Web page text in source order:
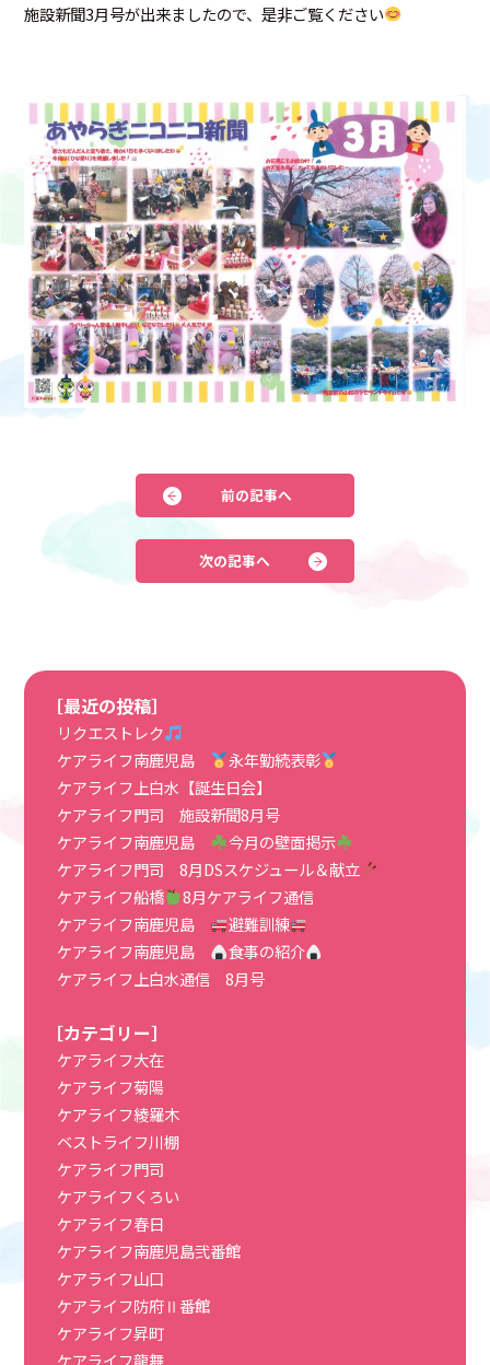
施設新聞3月号が出来ましたので、是非ご覧ください
前の記事へ
次の記事へ
［最近の投稿］
リクエストレク
ケアライフ南鹿児島
永年勤続表彰
ケアライフ上白水【誕生日会】
ケアライフ門司 施設新聞8月号
ケアライフ南鹿児島
今月の壁面掲示
ケアライフ門司 8月DSスケジュール＆献立
ケアライフ船橋
8月ケアライフ通信
ケアライフ南鹿児島
避難訓練
ケアライフ南鹿児島
食事の紹介
ケアライフ上白水通信 8月号
［カテゴリー］
ケアライフ大在
ケアライフ菊陽
ケアライフ綾羅木
ベストライフ川棚
ケアライフ門司
ケアライフくろい
ケアライフ春日
ケアライフ南鹿児島弐番館
ケアライフ山口
ケアライフ防府Ⅱ番館
ケアライフ昇町
ケアライフ龍舞